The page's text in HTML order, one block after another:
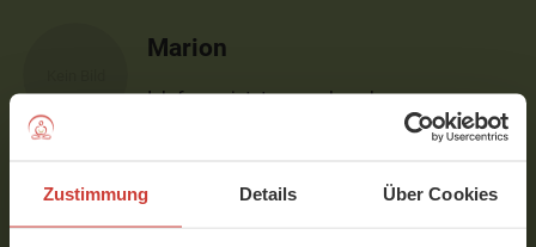
Zustimmung Details Über Cookies
Marion
Ich fange jetzt an auch so kurze
Sequenzen zu lieben. Dachte immer das